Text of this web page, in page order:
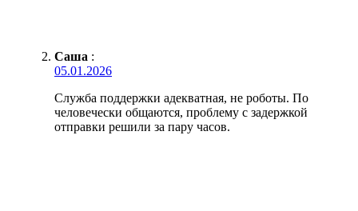
Саша :
05.01.2026
Служба поддержки адекватная, не роботы. По
человечески общаются, проблему с задержкой
отправки решили за пару часов.